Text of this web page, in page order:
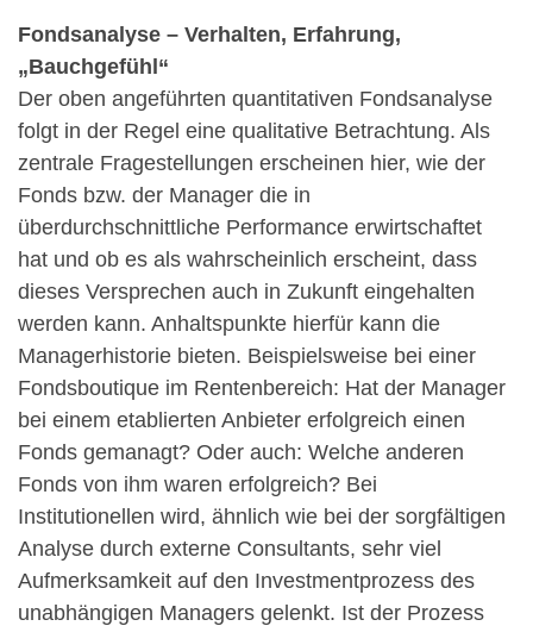
Fondsanalyse – Verhalten, Erfahrung,
„Bauchgefühl“
Der oben angeführten quantitativen Fondsanalyse
folgt in der Regel eine qualitative Betrachtung. Als
zentrale Fragestellungen erscheinen hier, wie der
Fonds bzw. der Manager die in
überdurchschnittliche Performance erwirtschaftet
hat und ob es als wahrscheinlich erscheint, dass
dieses Versprechen auch in Zukunft eingehalten
werden kann. Anhaltspunkte hierfür kann die
Managerhistorie bieten. Beispielsweise bei einer
Fondsboutique im Rentenbereich: Hat der Manager
bei einem etablierten Anbieter erfolgreich einen
Fonds gemanagt? Oder auch: Welche anderen
Fonds von ihm waren erfolgreich? Bei
Institutionellen wird, ähnlich wie bei der sorgfältigen
Analyse durch externe Consultants, sehr viel
Aufmerksamkeit auf den Investmentprozess des
unabhängigen Managers gelenkt. Ist der Prozess